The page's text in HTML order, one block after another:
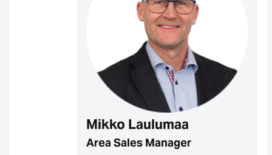
Mikko Laulumaa
Area Sales Manager